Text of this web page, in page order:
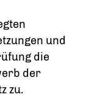
und
die
der
zu.